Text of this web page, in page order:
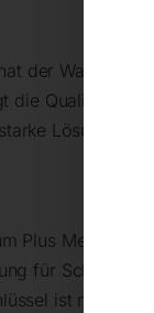
der Wagen
die Qualicoat-
Lösung für
Plus Metallblech
für
ist mit